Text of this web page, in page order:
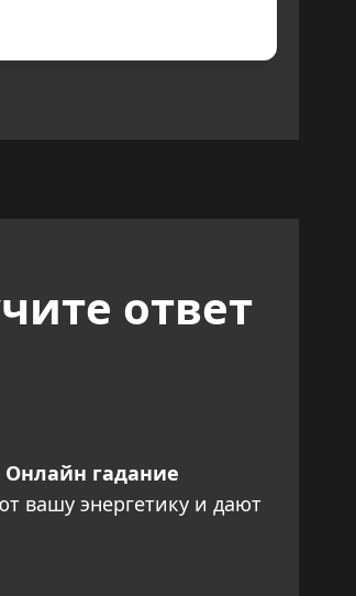
ответ
Онлайн гадание
вашу энергетику и дают